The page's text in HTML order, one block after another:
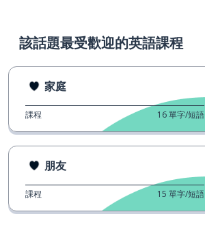
該話題最受歡迎的英語課程
家庭
課程 16單字/短語
朋友
課程 15 單字/短語